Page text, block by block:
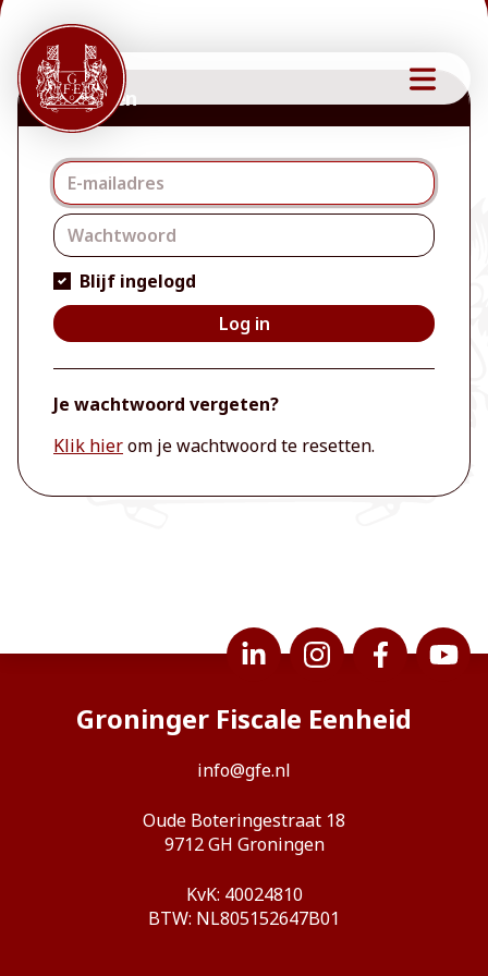
Inloggen
Inloggen
Blijf ingelogd
Log in
Je wachtwoord vergeten?
Klik hierom je wachtwoord te resetten.
Groninger Fiscale Eenheid
info@gfe.nl
Oude Boteringestraat 18
9712 GH Groningen
KvK: 40024810
BTW: NL805152647B01